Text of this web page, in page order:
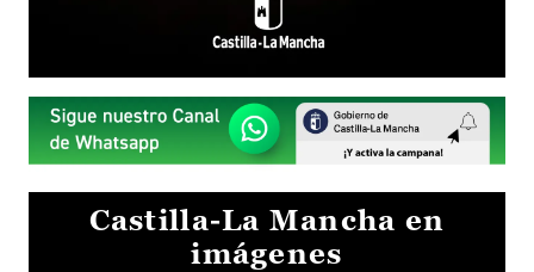
Castilla-La Mancha en
imágenes